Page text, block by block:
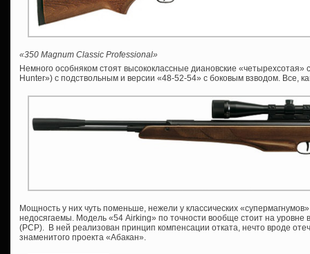
«350 Magnum Classic Professional»
Немного особняком стоят высококлассные диановские
Hunter») с подствольным и версии «48-52-54» c боковым взводом. Все,
Мощность у них чуть поменьше, нежели у классических
недосягаемы. Модель «54 Airking» по точности вообще стоит на уровне
(PCP). В ней реализован принцип компенсации отката, нечто вроде
знаменитого проекта «Абакан».